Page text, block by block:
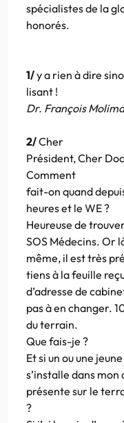
spécialistes de la
honorés.
1/y a rien à dire
lisant !
Dr. François
2/Cher
Président, Cher
Comment
fait-on quand
heures et le WE ?
Heureuse de
SOS Médecins. Or
même, il est très
tiens à la feuille
d’adresse de
pas à en changer.
du terrain.
Que fais-je ?
Et si un ou une
s’installe dans
présente sur le
?